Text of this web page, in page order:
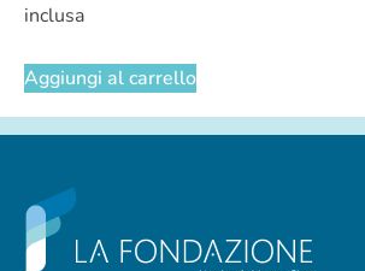
inclusa
Aggiungi al carrello